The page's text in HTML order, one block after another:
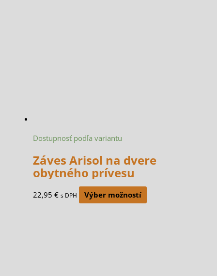
Dostupnosť podľa variantu
Záves Arisol na dvere
obytného prívesu
22,95 € s DPH Výber možností